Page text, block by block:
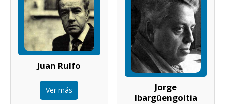
Juan Rulfo
Ver más
Jorge
Ibargüengoitia